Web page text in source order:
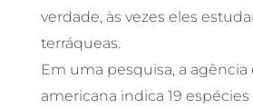
verdade, às vezes eles
terráqueas.
Em uma pesquisa, a agência
americana indica 19